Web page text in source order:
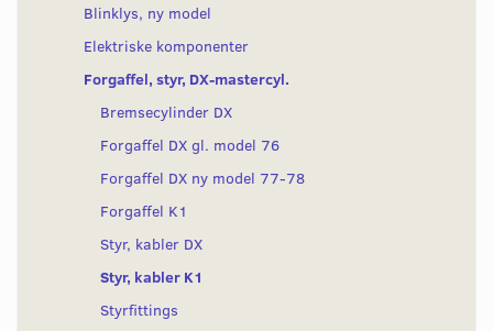
Blinklys, ny model
Elektriske komponenter
Forgaffel, styr, DX-mastercyl.
Bremsecylinder DX
Forgaffel DX gl. model 76
Forgaffel DX ny model 77-78
Forgaffel K1
Styr, kabler DX
Styr, kabler K1
Styrfittings